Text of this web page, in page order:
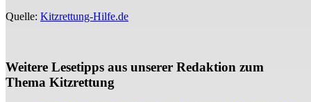
Quelle: Kitzrettung-Hilfe.de
Weitere Lesetipps aus unserer Redaktion zum
Thema Kitzrettung